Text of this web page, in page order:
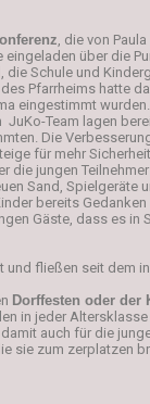
, die von
über die
die Schule und
Pfarrheims
eingestimmt
Team lagen
Die
für mehr
die jungen
Sand,
bereits
Gäste, dass es
fließen seit dem
Dorffesten oder der
in jeder
auch für die
sie zum zerplatzen